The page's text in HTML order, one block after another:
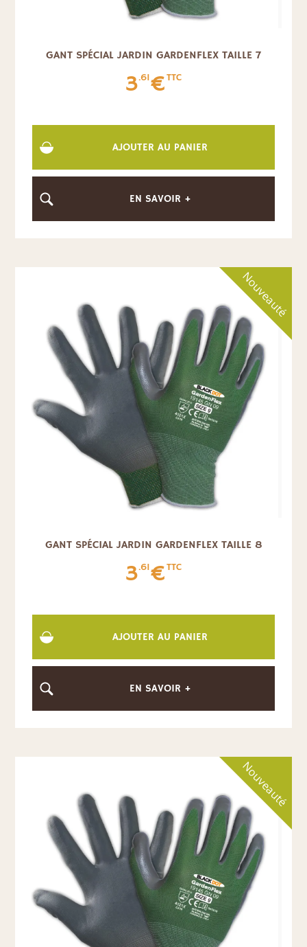
GANT SPÉCIAL JARDIN GARDENFLEX TAILLE 7
3.61€TTC
AJOUTER AU PANIER
EN SAVOIR +
Nouveauté
GANT SPÉCIAL JARDIN GARDENFLEX TAILLE 8
3.61€TTC
AJOUTER AU PANIER
EN SAVOIR +
Nouveauté